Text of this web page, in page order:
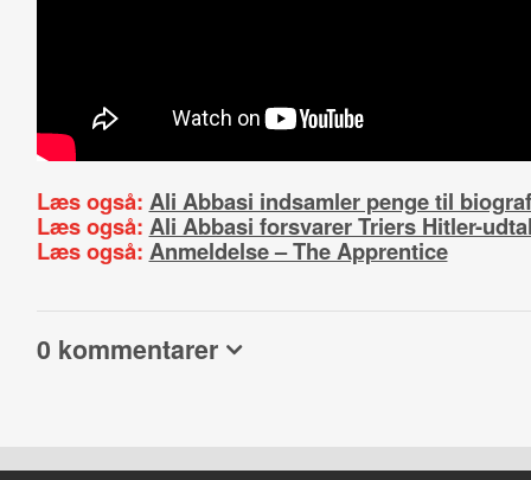
Læs også: Ali Abbasi indsamler penge til
Læs også: Ali Abbasi forsvarer Triers Hitler-
Læs også: Anmeldelse – The Apprentice
0 kommentarer